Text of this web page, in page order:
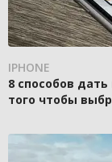
IPHONE
8 способов
того чтобы